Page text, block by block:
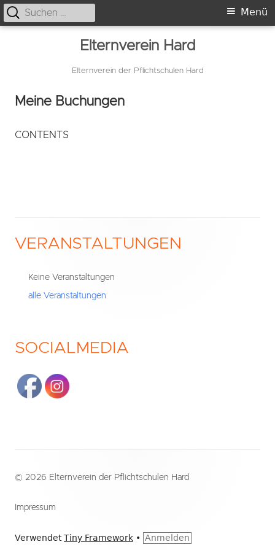
Elternverein Hard
Elternverein der Pflichtschulen Hard
Primäres
Menü
Suche
nach:
Meine Buchungen
CONTENTS
Haupt-
Seitenleiste
VERANSTALTUNGEN
Keine Veranstaltungen
alle Veranstaltungen
SOCIALMEDIA
Inhalt
© 2026 Elternverein der Pflichtschulen Hard
Impressum
VerwendetTiny Framework • Anmelden